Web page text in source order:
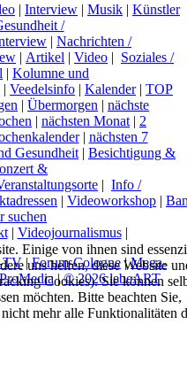
| Interview | Musik | Künstler
/
| Nachrichten /
| Artikel | Video | Soziales /
| Kolumne und
| Veedelsinfo | Kalender| TOP
| Übermorgen | nächste
| nächsten Monat | 2
| nächsten 7
Gesundheit | Besichtigung &
&
| Info /
| Videoworkshop |
suchen
| Videojournalismus|
TV|Forum-Cologne|Mega-
|© 2026 lebeART
Einige von ihnen sind
uns helfen, diese Website
Cookies). Sie können
möchten. Bitte beachten Sie,
mehr alle Funktionalitäten